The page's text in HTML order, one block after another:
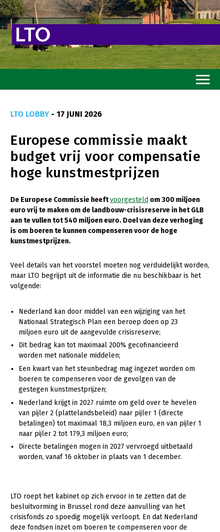
Goed eten
Mooi groen
Sterk ondernemerschap
Transitiepaden
Thema’s
Gezonde planten
Natuur, klimaat en energie
Bodem en water
Platteland en omgeving
Mens, ondernemerschap en onderwijs
Internationaal
Sectoren
Dier
Biologische Landbouw
Geitenhouderij
Kalverhouderij
Konijnenhouderij
Paardenhouderij
Pluimveehouderij
Schapenhouderij
Plant
Akkerbouw
Biologische Landbouw
Bollenteelt
Fruitteelt
Glastuinbouw
Paddenstoelen
Multifunctionele landbouw
Multifunctioneel
Vrouw en Bedrijf
Onderwerpen
Webinars
Over LTO
LTO LOBBY - 17 JUNI 2026
Europese commissie maakt
budget vrij voor compensatie
hoge kunstmestprijzen
De Europese Commissie heeftvoorgesteld om 300 miljoen
euro vrij te maken om de landbouw-crisisreserve in het GLB
aan te vullen tot 540 miljoen euro. Doel van deze verhoging
is om boeren te kunnen compenseren voor de hoge
kunstmestprijzen.
Veel details van het voorstel moeten nog verduidelijkt worden,
maar LTO begrijpt uit de informatie die nu beschikbaar is het
volgende:
Nederland kan door middel van een wijziging van het
Nationaal Strategisch Plan een beroep doen op 23
miljoen euro uit de aangevulde crisisreserve;
Dit bedrag kan tot maximaal 200% gecofinancieerd
worden met nationale middelen;
Een kwart van het steunbedrag mag ingezet worden om
boeren te compenseren voor de gevolgen van de
gestegen kunstmestprijzen;
Nederland krijgt in 2027 ruimte om geld over te hevelen
van pijler 2 (plattelandsbeleid) naar pijler 1 (directe
betalingen) tot maximaal 18,3 miljoen euro, en van pijler 1
naar pijler 2 tot 179,3 miljoen euro;
Directe betalingen mogen in 2027 vervroegd uitbetaald
worden, vanaf 16 oktober in plaats van 1 december.
LTO roept het kabinet op zich ervoor in te zetten dat de
besluitvorming in Brussel rond deze aanvulling van het
crisisfonds zo spoedig mogelijk verloopt. En dat Nederland
deze fondsen inzet om boeren te compenseren voor de